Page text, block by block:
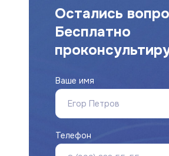
Остались
Бесплатно
Ваше имя
Телефон